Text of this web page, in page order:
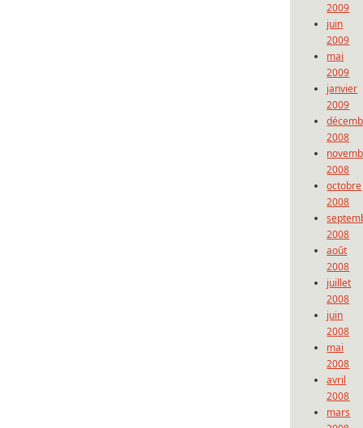
2009
juin
2009
mai
2009
janvier
2009
2008
2008
octobre
2008
2008
août
2008
juillet
2008
juin
2008
mai
2008
avril
2008
mars